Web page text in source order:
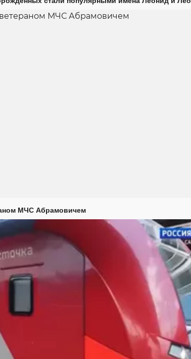
МЧС Абрамовичем